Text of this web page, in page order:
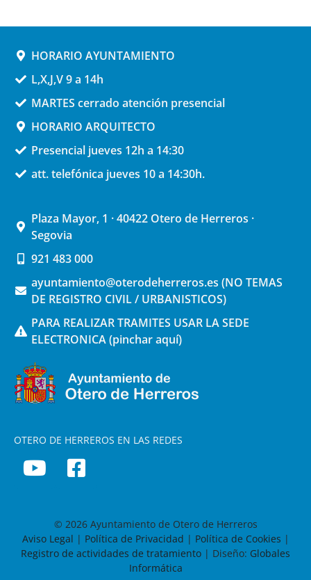
HORARIO AYUNTAMIENTO
L,X,J,V 9 a 14h
MARTES cerrado atención presencial
HORARIO ARQUITECTO
Presencial jueves 12h a 14:30
att. telefónica jueves 10 a 14:30h.
Plaza Mayor, 1 · 40422 Otero de Herreros ·
Segovia
921 483 000
ayuntamiento@oterodeherreros.es (NO TEMAS
DE REGISTRO CIVIL / URBANISTICOS)
PARA REALIZAR TRAMITES USAR LA SEDE
ELECTRONICA (pinchar aquí)
OTERO DE HERREROS EN LAS REDES
© 2026 Ayuntamiento de Otero de Herreros
Aviso Legal | Política de Privacidad | Política de Cookies |
Registro de actividades de tratamiento | Diseño: Globales
Informática